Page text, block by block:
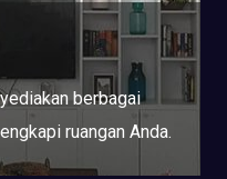
berbagai
ruangan Anda.